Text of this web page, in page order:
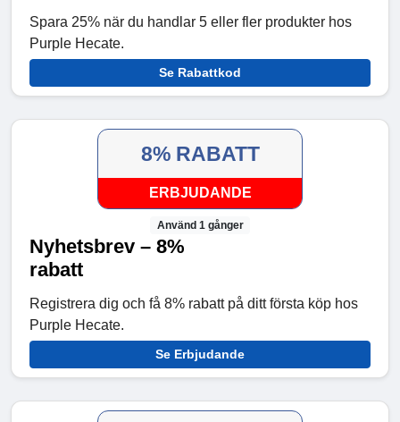
Spara 25% när du handlar 5 eller fler produkter hos
Purple Hecate.
Se Rabattkod
8% RABATT
ERBJUDANDE
Använd 1 gånger
Nyhetsbrev – 8%
rabatt
Registrera dig och få 8% rabatt på ditt första köp hos
Purple Hecate.
Se Erbjudande